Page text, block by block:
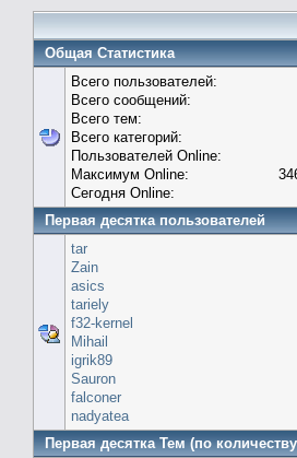
Общая Статистика
Всего пользователей:
Всего сообщений:
Всего тем:
Всего категорий:
Пользователей Online:
Максимум Online:
Сегодня Online:
Первая десятка пользователей
tar
Zain
asics
tariely
f32-kernel
Mihail
igrik89
Sauron
falconer
nadyatea
Первая десятка Тем (по